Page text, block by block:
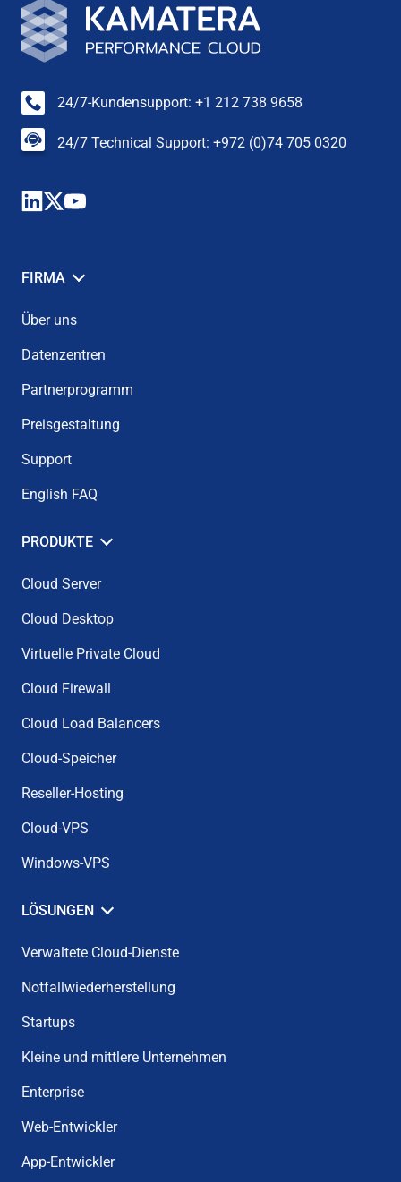
24/7-Kundensupport: +1 212 738 9658
24/7 Technical Support: +972 (0)74 705 0320
FIRMA
Über uns
Datenzentren
Partnerprogramm
Preisgestaltung
Support
English FAQ
PRODUKTE
Cloud Server
Cloud Desktop
Virtuelle Private Cloud
Cloud Firewall
Cloud Load Balancers
Cloud-Speicher
Reseller-Hosting
Cloud-VPS
Windows-VPS
LÖSUNGEN
Verwaltete Cloud-Dienste
Notfallwiederherstellung
Startups
Kleine und mittlere Unternehmen
Enterprise
Web-Entwickler
App-Entwickler